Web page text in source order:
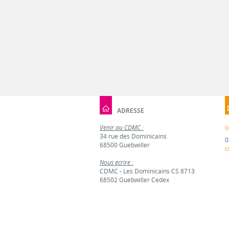
ADRESSE
Venir au CDMC :
34 rue des Dominicains
68500 Guebwiller
Nous écrire :
CDMC - Les Dominicains CS 8713
68502 Guebwiller Cedex